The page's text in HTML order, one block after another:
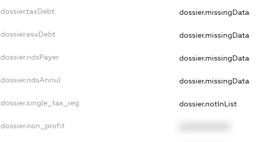
dossier.taxDebt dossier.missingData
dossier.esvDebt dossier.missingData
dossier.ndsPayer dossier.missingData
dossier.ndsAnnul dossier.missingData
dossier.single_tax_reg dossier.notInList
dossier.non_profit